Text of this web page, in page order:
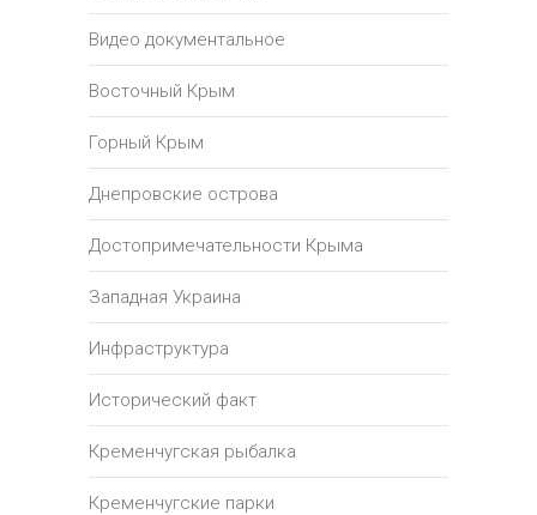
Видео документальное
Восточный Крым
Горный Крым
Днепровские острова
Достопримечательности Крыма
Западная Украина
Инфраструктура
Исторический факт
Кременчугская рыбалка
Кременчугские парки